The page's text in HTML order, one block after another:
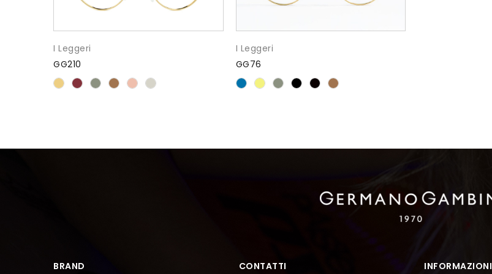
I Leggeri
GG210
I Leggeri
GG76
BRAND CONTATTI INFORMAZIONI